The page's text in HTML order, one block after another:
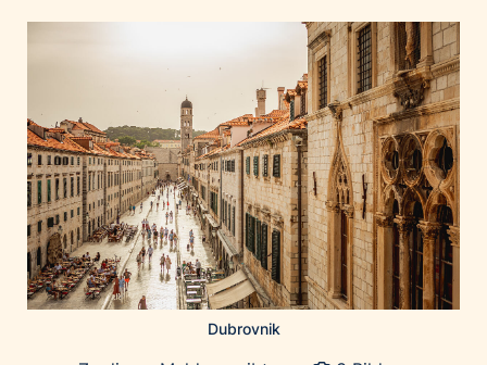
Neuroth
öbv – Österreichischer Bundesverlag
Ökopharm
Palfinger AG
Polestar
REXEL Austria
Dubrovnik